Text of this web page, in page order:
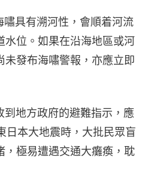
嘯具有溯河性，會順着河流
水位。如果在沿海地區或河
未發布海嘯警報，亦應立即
到地方政府的避難指示，應
日本大地震時，大批民眾盲
，極易遭遇交通大癱瘓，耽